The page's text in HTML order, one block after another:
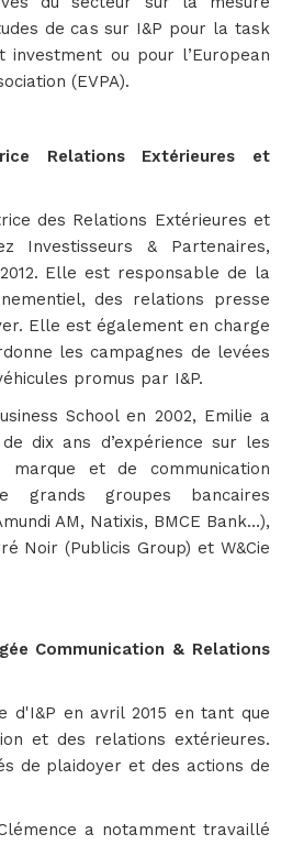
de cas sur I&P pour la task
investment ou pour l’European
(EVPA).
Relations Extérieures et
des Relations Extérieures et
Investisseurs & Partenaires,
Elle est responsable de la
des relations presse
Elle est également en charge
les campagnes de levées
promus par I&P.
School en 2002, Emilie a
dix ans d’expérience sur les
et de communication
grands groupes bancaires
AM, Natixis, BMCE Bank…),
Noir (Publicis Group) et W&Cie
Communication & Relations
d'I&P en avril 2015 en tant que
et des relations extérieures.
de plaidoyer et des actions de
a notamment travaillé